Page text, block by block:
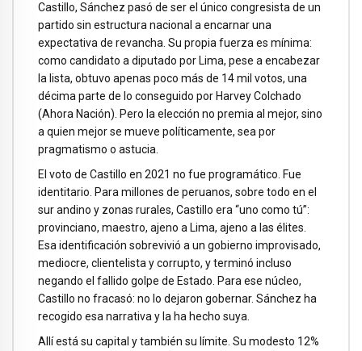
Castillo, Sánchez pasó de ser el único congresista de un
partido sin estructura nacional a encarnar una
expectativa de revancha. Su propia fuerza es mínima:
como candidato a diputado por Lima, pese a encabezar
la lista, obtuvo apenas poco más de 14 mil votos, una
décima parte de lo conseguido por Harvey Colchado
(Ahora Nación). Pero la elección no premia al mejor, sino
a quien mejor se mueve políticamente, sea por
pragmatismo o astucia.
El voto de Castillo en 2021 no fue programático. Fue
identitario. Para millones de peruanos, sobre todo en el
sur andino y zonas rurales, Castillo era “uno como tú”:
provinciano, maestro, ajeno a Lima, ajeno a las élites.
Esa identificación sobrevivió a un gobierno improvisado,
mediocre, clientelista y corrupto, y terminó incluso
negando el fallido golpe de Estado. Para ese núcleo,
Castillo no fracasó: no lo dejaron gobernar. Sánchez ha
recogido esa narrativa y la ha hecho suya.
Allí está su capital y también su límite. Su modesto 12%